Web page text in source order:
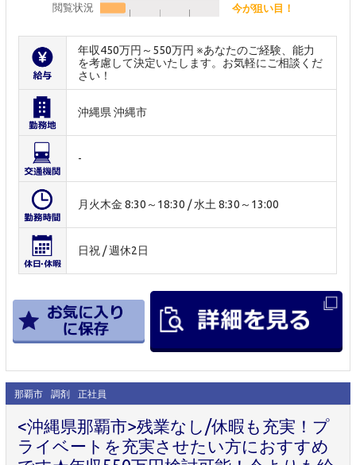
閲覧状況 今が狙い目！
年収450万円～550万円 ※あなたのご経験、能力
を考慮して決定いたします。お気軽にご相談くだ
さい！
沖縄県 沖縄市
-
月火木金 8:30～18:30 / 水土 8:30～13:00
日祝 / 週休2日
那覇市 調剤 正社員
<沖縄県那覇市>残業なし/休暇も充実！プ
ライベートを充実させたい方におすすめ